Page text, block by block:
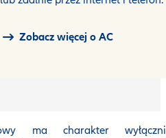
Zobacz więcej o AC
ma charakter